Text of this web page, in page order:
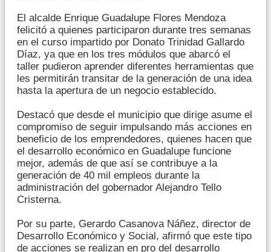
El alcalde Enrique Guadalupe Flores Mendoza
felicitó a quienes participaron durante tres semanas
en el curso impartido por Donato Trinidad Gallardo
Díaz, ya que en los tres módulos que abarcó el
taller pudieron aprender diferentes herramientas que
les permitirán transitar de la generación de una idea
hasta la apertura de un negocio establecido.
Destacó que desde el municipio que dirige asume el
compromiso de seguir impulsando más acciones en
beneficio de los emprendedores, quienes hacen que
el desarrollo económico en Guadalupe funcione
mejor, además de que así se contribuye a la
generación de 40 mil empleos durante la
administración del gobernador Alejandro Tello
Cristerna.
Por su parte, Gerardo Casanova Náñez, director de
Desarrollo Económico y Social, afirmó que este tipo
de acciones se realizan en pro del desarrollo